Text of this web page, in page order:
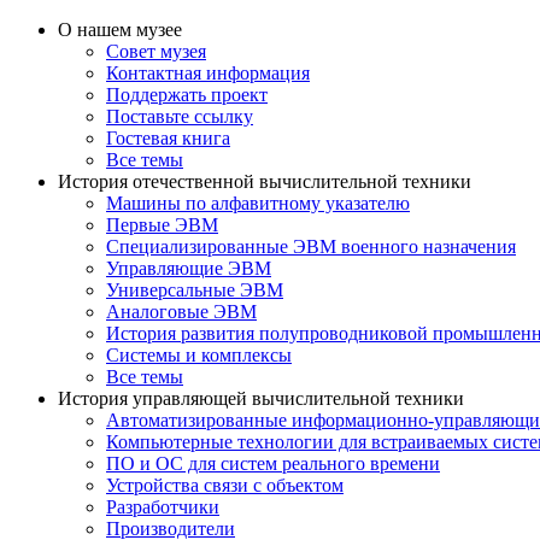
О нашем музее
Совет музея
Контактная информация
Поддержать проект
Поставьте ссылку
Гостевая книга
Все темы
История отечественной вычислительной техники
Машины по алфавитному указателю
Первые ЭВМ
Специализированные ЭВМ военного назначения
Управляющие ЭВМ
Универсальные ЭВМ
Аналоговые ЭВМ
История развития полупроводниковой
Системы и комплексы
Все темы
История управляющей вычислительной техники
Автоматизированные информационно-
Компьютерные технологии для встраиваемых
ПО и ОС для систем реального времени
Устройства связи с объектом
Разработчики
Производители